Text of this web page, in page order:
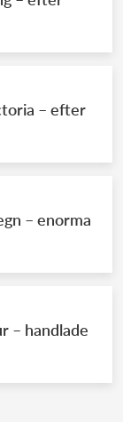
– efter
– enorma
– handlade